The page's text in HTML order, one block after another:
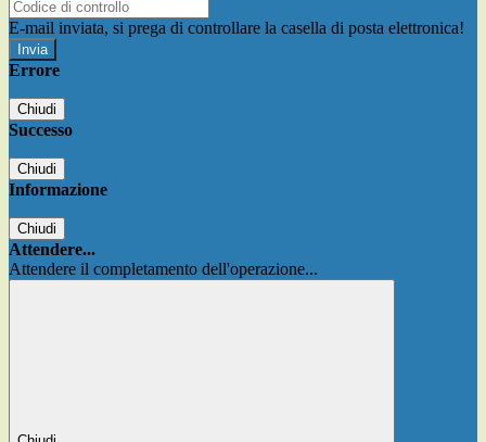
E-mail inviata, si prega di controllare la casella di posta elettronica!
Errore
Chiudi
Successo
Chiudi
Informazione
Chiudi
Attendere...
Attendere il completamento dell'operazione...